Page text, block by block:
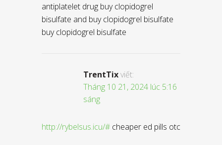
antiplatelet drug buy clopidogrel
bisulfate and buy clopidogrel bisulfate
buy clopidogrel bisulfate
TrentTixviết:
Tháng 10 21, 2024 lúc 5:16
sáng
http://rybelsus.icu/# cheaper ed pills otc